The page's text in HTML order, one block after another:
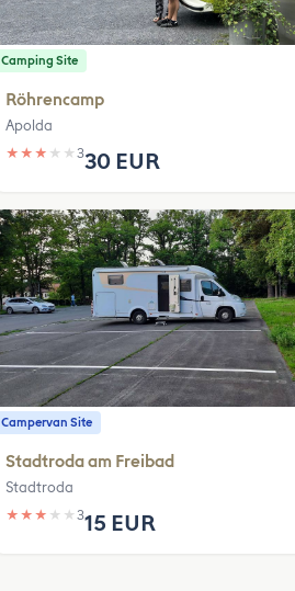
Camping Site
Röhrencamp
Apolda
★ ★ ★ ★ ★ 330 EUR
Campervan Site
Stadtroda am Freibad
Stadtroda
★ ★ ★ ★ ★ 315 EUR